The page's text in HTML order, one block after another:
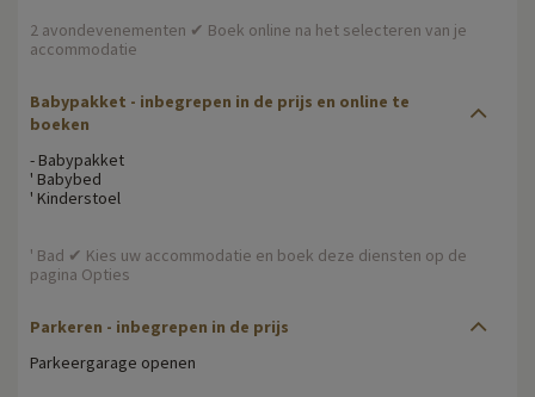
2 avondevenementen ✔ Boek online na het selecteren van je
accommodatie
Babypakket - inbegrepen in de prijs en online te
boeken
- Babypakket
' Babybed
' Kinderstoel
' Bad ✔ Kies uw accommodatie en boek deze diensten op de
pagina Opties
Parkeren - inbegrepen in de prijs
Parkeergarage openen